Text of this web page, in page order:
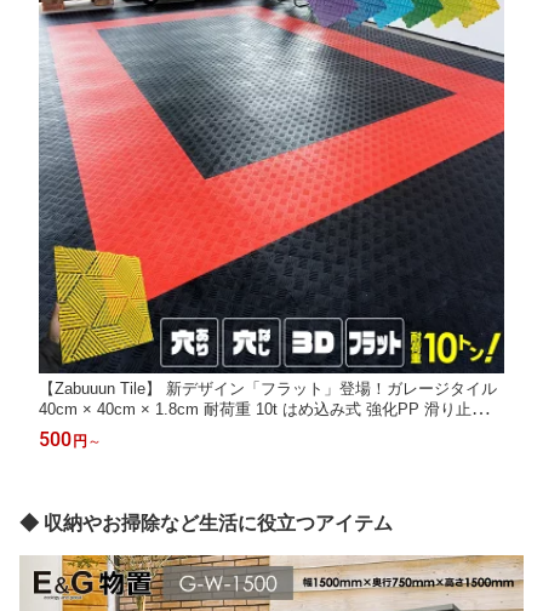
【Zabuuun Tile】 新デザイン「フラット」登場！ガレージタイル
40cm × 40cm × 1.8cm 耐荷重 10t はめ込み式 強化PP 滑り止め
穴あり 穴なし 連結式 ガレージ タイル ガレージマット フロアタ
イル オートマット 駐車場 マット 野外 屋外対応 車庫 DIY コーナ
500円 ～
◆ 収納やお掃除など生活に役立つアイテム